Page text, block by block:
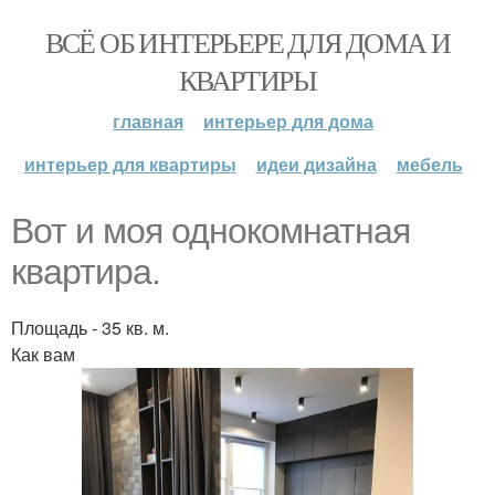
ВСЁ ОБ ИНТЕРЬЕРЕ ДЛЯ ДОМА И
КВАРТИРЫ
главная
интерьер для дома
интерьер для квартиры
идеи дизайна мебель
Вот и моя однокомнатная
квартира.
Площадь - 35 кв. м.
Как вам